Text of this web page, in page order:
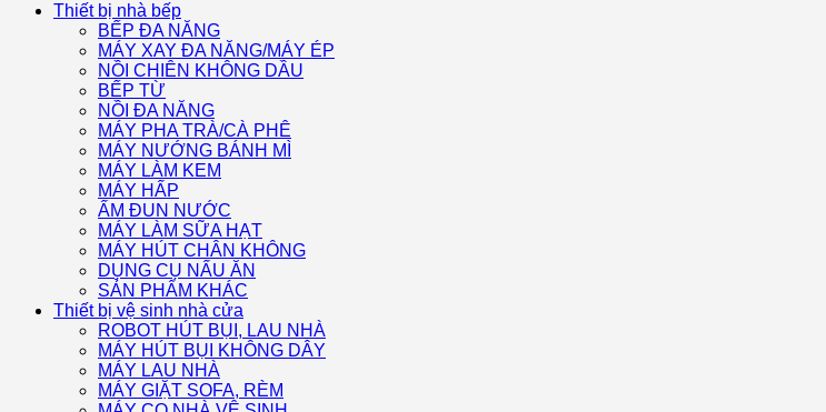
Thiết bị nhà bếp
BẾP ĐA NĂNG
MÁY XAY ĐA NĂNG/MÁY ÉP
NỒI CHIÊN KHÔNG DẦU
BẾP TỪ
NỒI ĐA NĂNG
MÁY PHA TRÀ/CÀ PHÊ
MÁY NƯỚNG BÁNH MÌ
MÁY LÀM KEM
MÁY HẤP
ẤM ĐUN NƯỚC
MÁY LÀM SỮA HẠT
MÁY HÚT CHÂN KHÔNG
DỤNG CỤ NẤU ĂN
SẢN PHẨM KHÁC
Thiết bị vệ sinh nhà cửa
ROBOT HÚT BỤI, LAU NHÀ
MÁY HÚT BỤI KHÔNG DÂY
MÁY LAU NHÀ
MÁY GIẶT SOFA, RÈM